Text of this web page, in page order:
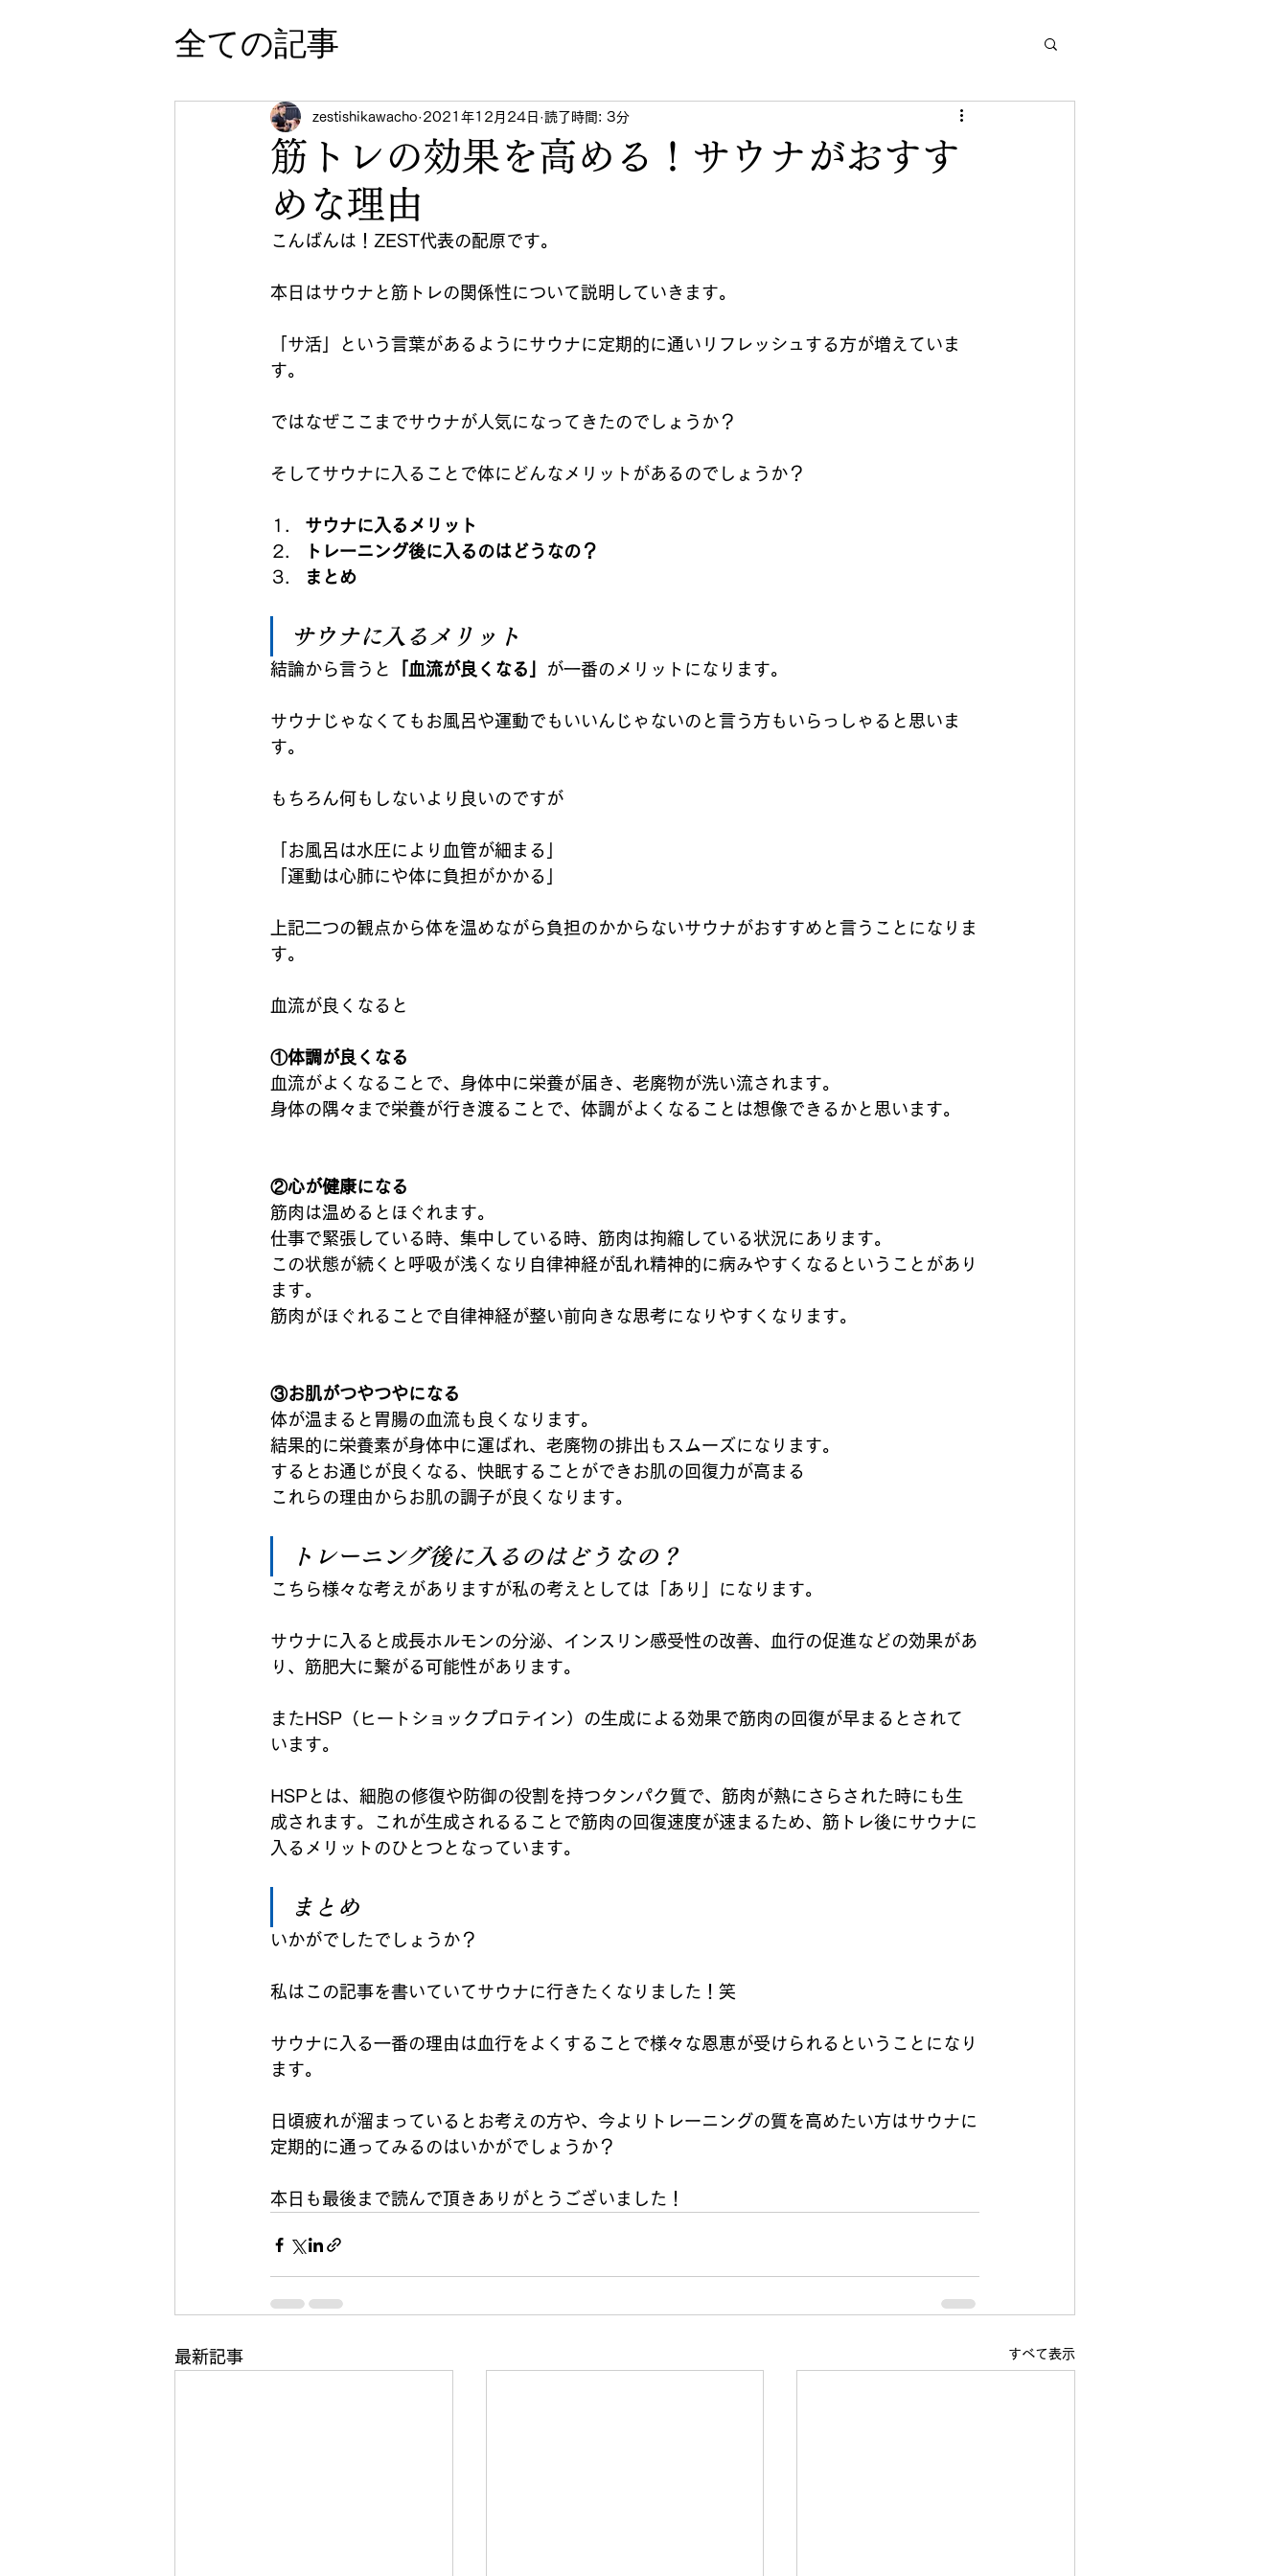
全ての記事
筋トレの効果を高める！サウナがおすす
めな理由
zestishikawacho 2021年12月24日 読了時間: 3分
こんばんは！ZEST代表の配原です。
本日はサウナと筋トレの関係性について説明していきます。
「サ活」という言葉があるようにサウナに定期的に通いリフレッシュする方が増えていま
す。
ではなぜここまでサウナが人気になってきたのでしょうか？
そしてサウナに入ることで体にどんなメリットがあるのでしょうか？
サウナに入るメリット
トレーニング後に入るのはどうなの？
まとめ
サウナに入るメリット
結論から言うと 「血流が良くなる」 が一番のメリットになります。
サウナじゃなくてもお風呂や運動でもいいんじゃないのと言う方もいらっしゃると思いま
す。
もちろん何もしないより良いのですが
「お風呂は水圧により血管が細まる」
「運動は心肺にや体に負担がかかる」
上記二つの観点から体を温めながら負担のかからないサウナがおすすめと言うことになりま
す。
血流が良くなると
①体調が良くなる
血流がよくなることで、身体中に栄養が届き、老廃物が洗い流されます。
身体の隅々まで栄養が行き渡ることで、体調がよくなることは想像できるかと思います。
②心が健康になる
筋肉は温めるとほぐれます。
仕事で緊張している時、集中している時、筋肉は拘縮している状況にあります。
この状態が続くと呼吸が浅くなり自律神経が乱れ精神的に病みやすくなるということがあり
ます。
筋肉がほぐれることで自律神経が整い前向きな思考になりやすくなります。
③お肌がつやつやになる
体が温まると胃腸の血流も良くなります。
結果的に栄養素が身体中に運ばれ、老廃物の排出もスムーズになります。
するとお通じが良くなる、快眠することができお肌の回復力が高まる
これらの理由からお肌の調子が良くなります。
トレーニング後に入るのはどうなの？
こちら様々な考えがありますが私の考えとしては「あり」になります。
サウナに入ると成長ホルモンの分泌、インスリン感受性の改善、血行の促進などの効果があ
り、筋肥大に繋がる可能性があります。
またHSP（ヒートショックプロテイン）の生成による効果で筋肉の回復が早まるとされて
います。
HSPとは、細胞の修復や防御の役割を持つタンパク質で、筋肉が熱にさらされた時にも生
成されます。これが生成されるることで筋肉の回復速度が速まるため、筋トレ後にサウナに
入るメリットのひとつとなっています。
まとめ
いかがでしたでしょうか？
私はこの記事を書いていてサウナに行きたくなりました！笑
サウナに入る一番の理由は血行をよくすることで様々な恩恵が受けられるということになり
ます。
日頃疲れが溜まっているとお考えの方や、今よりトレーニングの質を高めたい方はサウナに
定期的に通ってみるのはいかがでしょうか？
本日も最後まで読んで頂きありがとうございました！
最新記事 すべて表示